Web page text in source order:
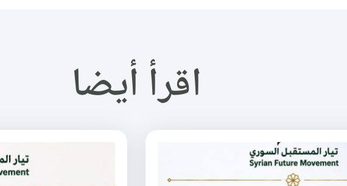
اقرأ أيضا